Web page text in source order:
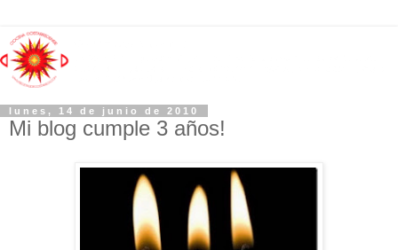
lunes, 14 de junio de 2010
Mi blog cumple 3 años!